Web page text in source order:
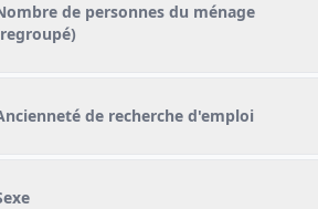
de personnes du ménage
de recherche d'emploi